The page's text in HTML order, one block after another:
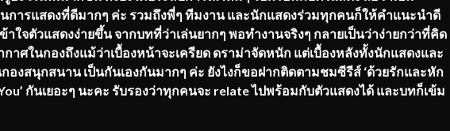
การแสดงที่ดีมากๆ ค่ะ รวมถึงพี่ๆ ทีมงาน และนักแสดงร่วมทุกคนก็ให้คำแนะนำดี
ข้าใจตัวแสดงง่ายขึ้น จากบทที่ว่าเล่นยากๆ พอทำงานจริงๆ กลายเป็นว่าง่ายกว่าที่คิด
กาศในกองถึงแม้ว่าเบื้องหน้าจะเครียด ดราม่าจัดหนัก แต่เบื้องหลังทั้งนักแสดงและ
องสนุกสนาน เป็นกันเองกันมากๆ ค่ะ ยังไงก็ขอฝากติดตามชมซีรีส์ ‘ด้วยรักและหัก
You’ กันเยอะๆ นะคะ รับรองว่าทุกคนจะ relate ไปพร้อมกับตัวแสดงได้ และบทก็เข้ม